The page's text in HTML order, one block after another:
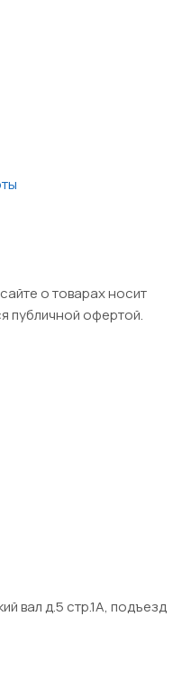
о товарах носит
публичной офертой.
вал д.5 стр.1А, подъезд